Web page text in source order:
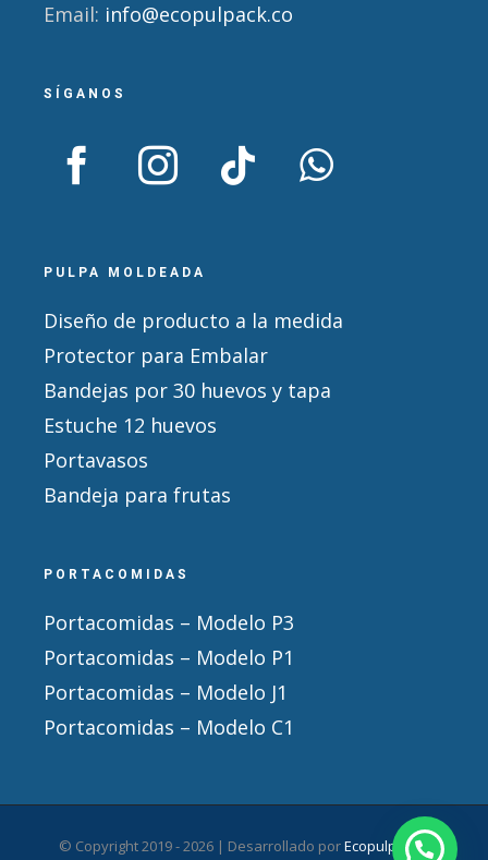
Email: info@ecopulpack.co
SÍGANOS
PULPA MOLDEADA
Diseño de producto a la medida
Protector para Embalar
Bandejas por 30 huevos y tapa
Estuche 12 huevos
Portavasos
Bandeja para frutas
PORTACOMIDAS
Portacomidas – Modelo P3
Portacomidas – Modelo P1
Portacomidas – Modelo J1
Portacomidas – Modelo C1
© Copyright 2019 -2026 | Desarrollado porEcopulpack|